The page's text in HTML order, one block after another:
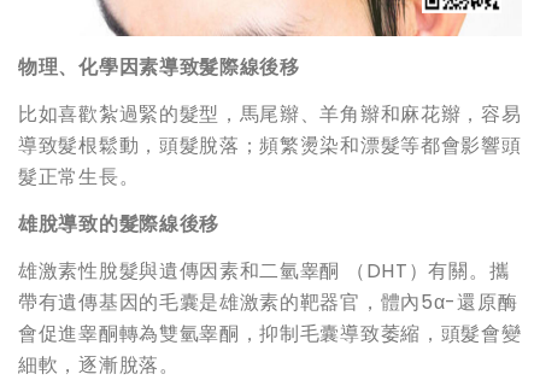
物理、化學因素導致髮際線後移
比如喜歡紮過緊的髮型，馬尾辮、羊角辮和麻花辮，容易
導致髮根鬆動，頭髮脫落；頻繁燙染和漂髮等都會影響頭
髮正常生長。
雄脫導致的髮際線後移
雄激素性脫髮與遺傳因素和二氫睾酮 （DHT）有關。攜
帶有遺傳基因的毛囊是雄激素的靶器官，體內5α-還原酶
會促進睾酮轉為雙氫睾酮，抑制毛囊導致萎縮，頭髮會變
細軟，逐漸脫落。